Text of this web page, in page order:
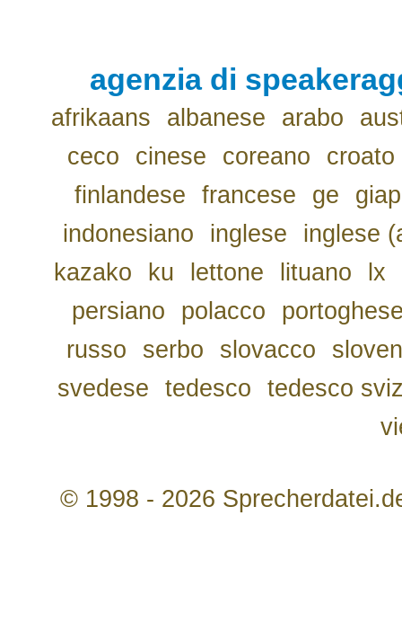
agenzia di
afrikaans albanese arabo
ceco
cinese coreano
croato
finlandese
francese ge
indonesiano
inglese
inglese
kazako
ku lettone lituano lx
persiano
polacco
russo
serbo slovacco
svedese
tedesco
tedesco
© 1998 - 2026